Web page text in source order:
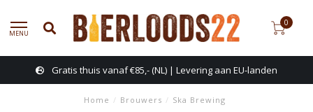
MENU
0
Gratis thuis vanaf €85,- (NL) | Levering aan EU-landen
Home / Brouwers / Ska Brewing